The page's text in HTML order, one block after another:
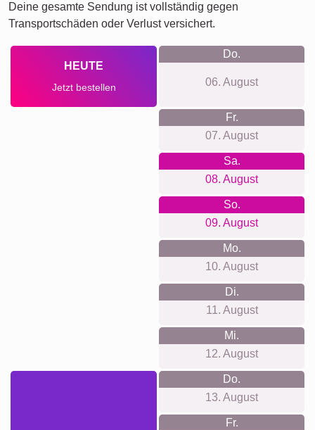
Deine gesamte Sendung ist vollständig gegen
Transportschäden oder Verlust versichert.
HEUTE
Jetzt bestellen
Do.
06. August
Fr.
07. August
Sa.
08. August
So.
09. August
Mo.
10. August
Di.
11. August
Mi.
12. August
Do.
13. August
Fr.